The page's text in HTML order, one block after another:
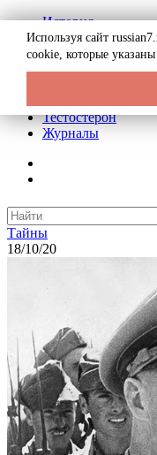
История
Биография
Криминал
Реклама на сайте
Тестостерон
Журналы
Тайны
18/10/20
Используя сайт
cookie, которые указаны